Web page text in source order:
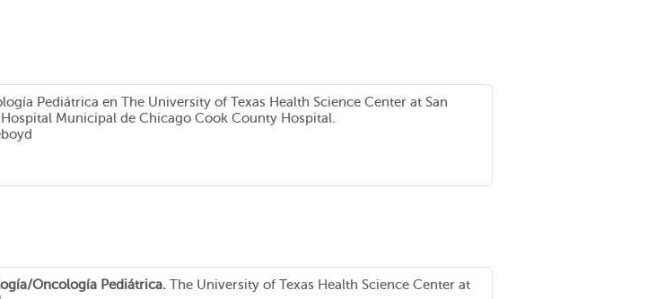
Pediátrica en The University of Texas Health Science Center at San
Municipal de Chicago Cook County Hospital.
Oncología Pediátrica. The University of Texas Health Science Center at